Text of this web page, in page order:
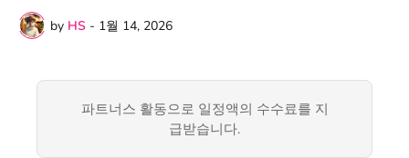
by HS - 1월 14, 2026
파트너스 활동으로 일정액의 수수료를 지
급받습니다.